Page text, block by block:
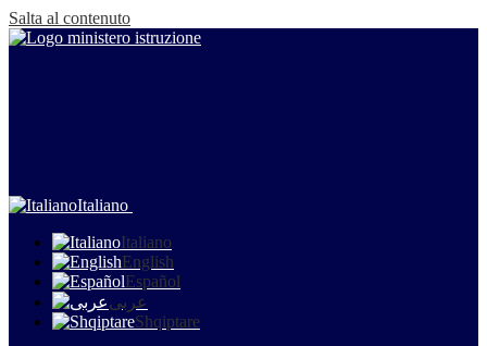
Salta al contenuto
Italiano
Italiano
English
Español
عربى
Shqiptare